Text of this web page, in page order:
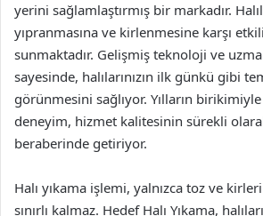
yerini sağlamlaştırmış bir markadır.
yıpranmasına ve kirlenmesine karşı
sunmaktadır. Gelişmiş teknoloji ve
sayesinde, halılarınızın ilk günkü gibi
görünmesini sağlıyor. Yılların
deneyim, hizmet kalitesinin sürekli
beraberinde getiriyor.
Halı yıkama işlemi, yalnızca toz ve
sınırlı kalmaz. Hedef Halı Yıkama,